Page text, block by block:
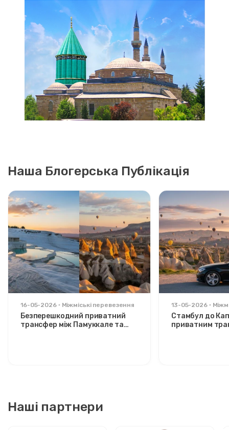
Наша Блогерська Публікація
16-05-2026 Міжміські перевезення
Безперешкодний приватний
трансфер між Памуккале та
13-05-2026
Стамбул до
приватним
Наші партнери